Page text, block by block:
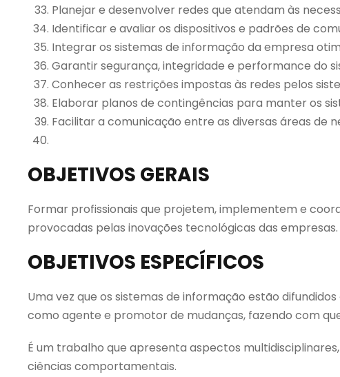
Planejar e desenvolver redes que atendam às
Identificar e avaliar os dispositivos e padrões de
Integrar os sistemas de informação da empresa
Garantir segurança, integridade e performance do
Conhecer as restrições impostas às redes pelos
Elaborar planos de contingências para manter os
Facilitar a comunicação entre as diversas áreas de
OBJETIVOS GERAIS
Formar profissionais que projetem, implementem e
provocadas pelas inovações tecnológicas das empresas.
OBJETIVOS ESPECÍFICOS
Uma vez que os sistemas de informação estão
como agente e promotor de mudanças, fazendo com
É um trabalho que apresenta aspectos
ciências comportamentais.